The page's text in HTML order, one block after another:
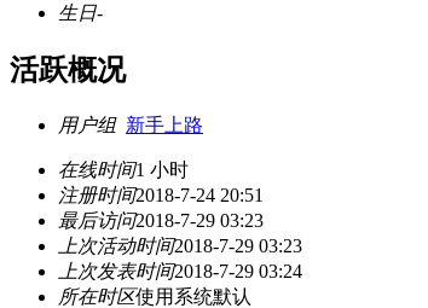
生日-
活跃概况
用户组 新手上路
在线时间1 小时
注册时间2018-7-24 20:51
最后访问2018-7-29 03:23
上次活动时间2018-7-29 03:23
上次发表时间2018-7-29 03:24
所在时区使用系统默认